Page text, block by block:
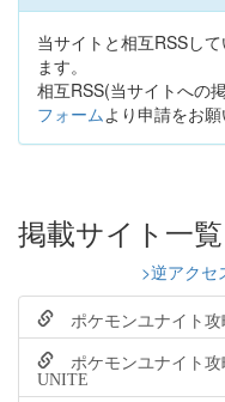
当サイトと相互RSSし
ます。
相互RSS(当サイトへの
フォームより申請をお願
掲載サイト一覧
>逆アクセ
ポケモンユナイト
ポケモンユナイト攻
UNITE